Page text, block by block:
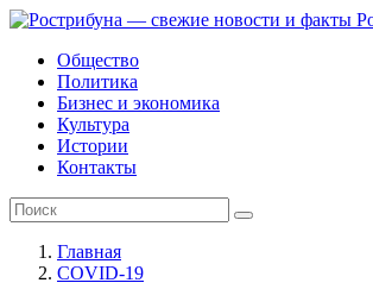
Общество
Политика
Бизнес и экономика
Культура
Истории
Контакты
Главная
COVID-19